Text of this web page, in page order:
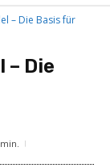
– Die Basis für
Die
min.